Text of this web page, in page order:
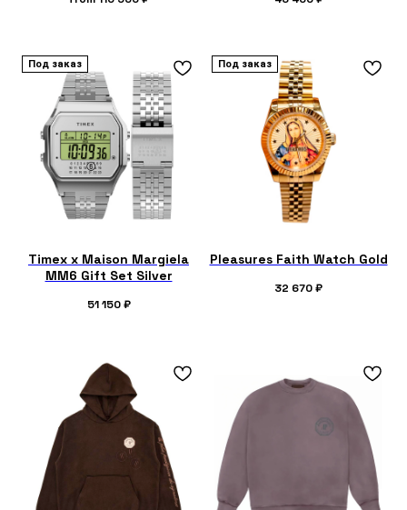
Под заказ
Timex x Maison Margiela
MM6 Gift Set Silver
51 150 ₽
Под заказ
Pleasures Faith Watch Gold
32 670₽